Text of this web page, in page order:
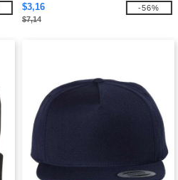
$3,16
$7,14
-56%